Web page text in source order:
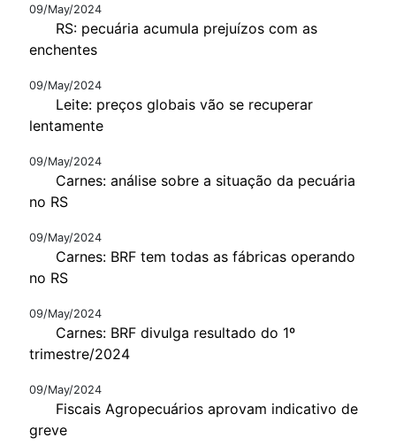
09/May/2024
RS: pecuária acumula prejuízos com as
enchentes
09/May/2024
Leite: preços globais vão se recuperar
lentamente
09/May/2024
Carnes: análise sobre a situação da pecuária
no RS
09/May/2024
Carnes: BRF tem todas as fábricas operando
no RS
09/May/2024
Carnes: BRF divulga resultado do 1º
trimestre/2024
09/May/2024
Fiscais Agropecuários aprovam indicativo de
greve